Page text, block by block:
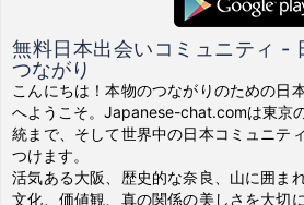
無料日本出会いコミュニティ -
つながり
こんにちは！本物のつながりのための日
へようこそ。Japanese-chat.comは東京
統まで、そして世界中の日本コミュニテ
つけます。
活気ある大阪、歴史的な奈良、山に囲ま
文化、価値観、真の関係の美しさを大切